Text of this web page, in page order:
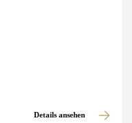
Details ansehen